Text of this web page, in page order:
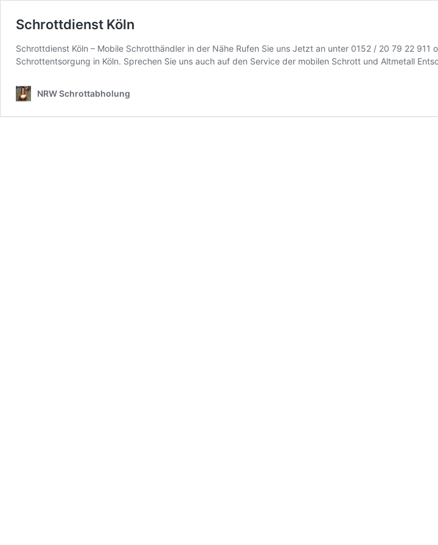
Schrottdienst Köln
Schrottdienst Köln – Mobile Schrotthändler in der Nähe Rufen Sie uns Jetzt an unter 0152 / 20 79 22
Schrottentsorgung in Köln. Sprechen Sie uns auch auf den Service der mobilen Schrott und Altmetall
NRW Schrottabholung